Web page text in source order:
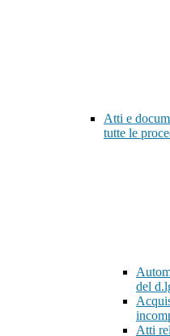
Atti e
tutte le
del
Atti